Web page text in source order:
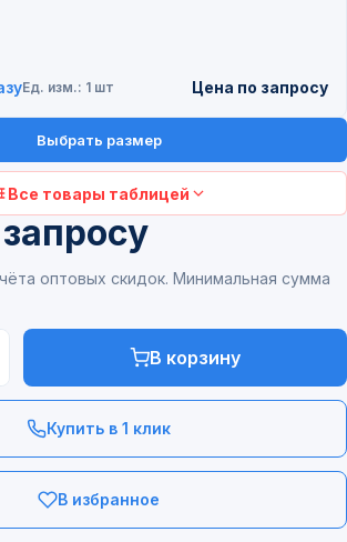
Ед. изм.: 1 шт Цена по запросу
Выбрать размер
Все товары таблицей
оптовых скидок. Минимальная сумма
В корзину
Купить в 1 клик
В избранное